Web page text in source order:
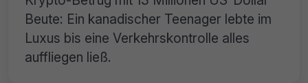
Beute: Ein kanadischer Teenager lebte im
Luxus bis eine Verkehrskontrolle alles
auffliegen ließ.